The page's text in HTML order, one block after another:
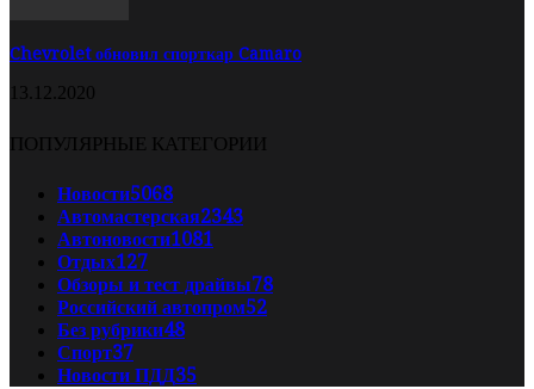
Chevrolet обновил спорткар Camaro
13.12.2020
ПОПУЛЯРНЫЕ КАТЕГОРИИ
Новости5068
Автомастерская2343
Автоновости1081
Отдых127
Обзоры и тест драйвы78
Российский автопром52
Без рубрики48
Спорт37
Новости ПДД35